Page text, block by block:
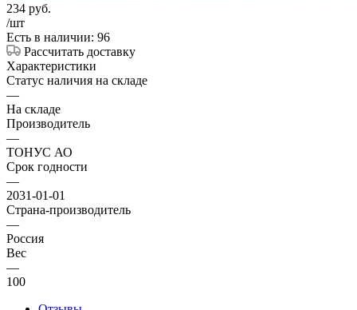
234 руб.
/шт
Есть в наличии: 96
Рассчитать доставку
Характеристики
Статус наличия на складе
—
На складе
Производитель
—
ТОНУС АО
Срок годности
—
2031-01-01
Страна-производитель
—
Россия
Вес
—
100